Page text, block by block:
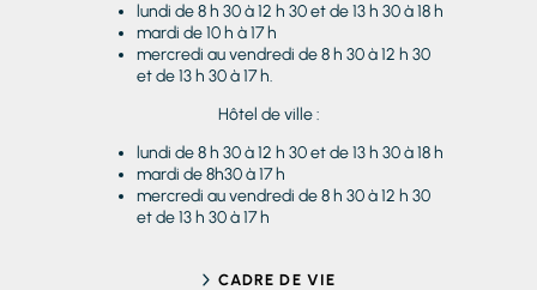
lundi de 8 h 30 à 12 h 30 et de 13 h 30 à 18 h
mardi de 10 h à 17 h
mercredi au vendredi de 8 h 30 à 12 h 30
et de 13 h 30 à 17 h.
Hôtel de ville :
lundi de 8 h 30 à 12 h 30 et de 13 h 30 à 18 h
mardi de 8h30 à 17 h
mercredi au vendredi de 8 h 30 à 12 h 30
et de 13 h 30 à 17 h
CADRE DE VIE